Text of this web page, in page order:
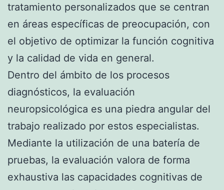
tratamiento personalizados que se centran
en áreas específicas de preocupación, con
el objetivo de optimizar la función cognitiva
y la calidad de vida en general.
Dentro del ámbito de los procesos
diagnósticos, la evaluación
neuropsicológica es una piedra angular del
trabajo realizado por estos especialistas.
Mediante la utilización de una batería de
pruebas, la evaluación valora de forma
exhaustiva las capacidades cognitivas de